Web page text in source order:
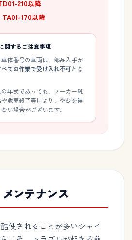
210以降
TA01-170以降
関するご注意事項
車体番号の車両は、部品入手が
べての作業で受け入れ不可とな
年式であっても、メーカー純
販売終了等により、やむを得
い場合がございます。
ンテナンス
使されることが多いジャイ